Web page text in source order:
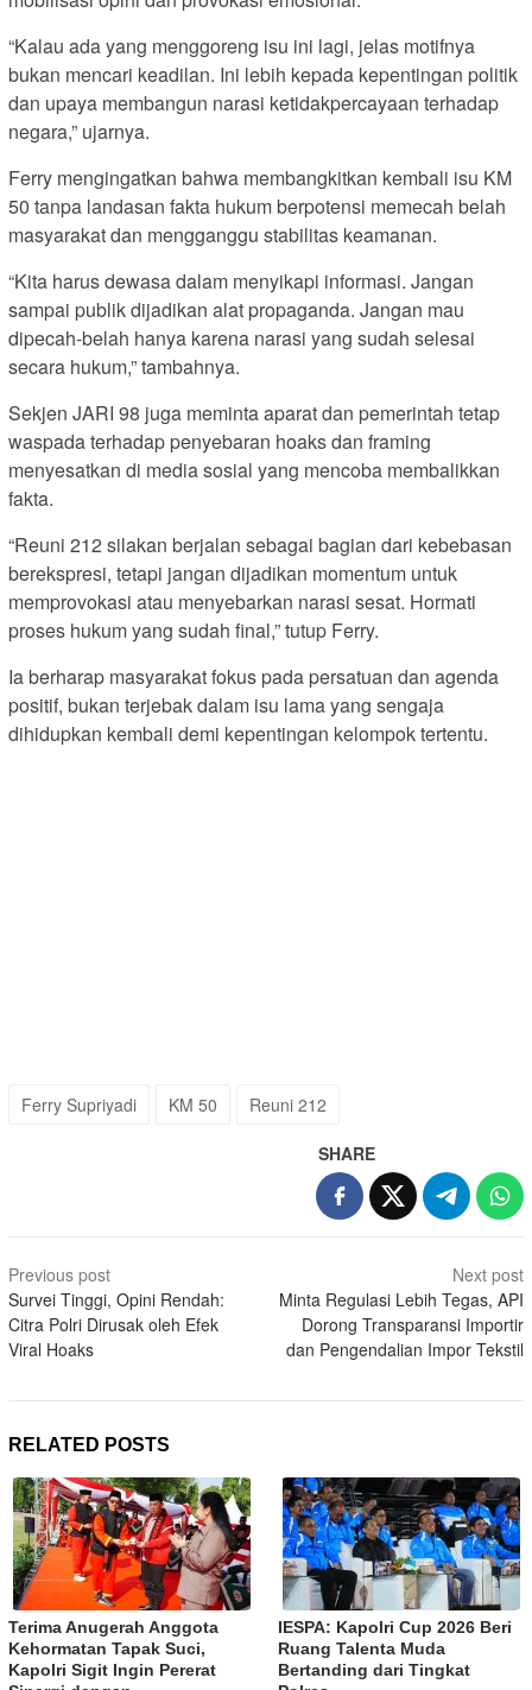
“Kalau ada yang menggoreng isu ini lagi, jelas motifnya
bukan mencari keadilan. Ini lebih kepada kepentingan politik
dan upaya membangun narasi ketidakpercayaan terhadap
negara,” ujarnya.
Ferry mengingatkan bahwa membangkitkan kembali isu KM
50 tanpa landasan fakta hukum berpotensi memecah belah
masyarakat dan mengganggu stabilitas keamanan.
“Kita harus dewasa dalam menyikapi informasi. Jangan
sampai publik dijadikan alat propaganda. Jangan mau
dipecah-belah hanya karena narasi yang sudah selesai
secara hukum,” tambahnya.
Sekjen JARI 98 juga meminta aparat dan pemerintah tetap
waspada terhadap penyebaran hoaks dan framing
menyesatkan di media sosial yang mencoba membalikkan
fakta.
“Reuni 212 silakan berjalan sebagai bagian dari kebebasan
berekspresi, tetapi jangan dijadikan momentum untuk
memprovokasi atau menyebarkan narasi sesat. Hormati
proses hukum yang sudah final,” tutup Ferry.
Ia berharap masyarakat fokus pada persatuan dan agenda
positif, bukan terjebak dalam isu lama yang sengaja
dihidupkan kembali demi kepentingan kelompok tertentu.
Ferry Supriyadi KM 50 Reuni 212
SHARE
Post
navigation
Previous post
Survei Tinggi, Opini Rendah:
Citra Polri Dirusak oleh Efek
Viral Hoaks
Next post
Minta Regulasi Lebih Tegas, API
Dorong Transparansi Importir
dan Pengendalian Impor Tekstil
RELATED POSTS
Terima Anugerah Anggota
Kehormatan Tapak Suci,
Kapolri Sigit Ingin Pererat
IESPA: Kapolri Cup 2026 Beri
Ruang Talenta Muda
Bertanding dari Tingkat